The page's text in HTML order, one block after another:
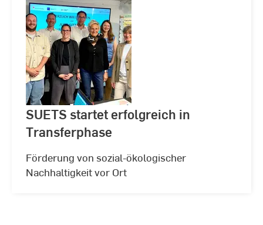
SUETS startet erfolgreich in
Transferphase
Förderung von sozial-ökologischer
Nachhaltigkeit vor Ort